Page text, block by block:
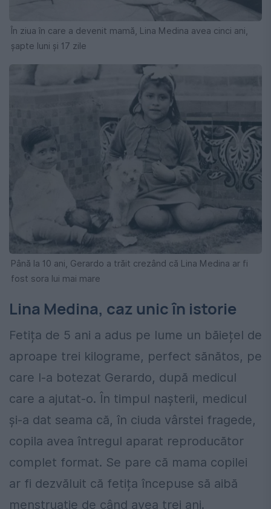
În ziua în care a devenit mamă, Lina Medina avea cinci ani,
șapte luni și 17 zile
Până la 10 ani, Gerardo a trăit crezând că Lina Medina ar fi
fost sora lui mai mare
Lina Medina, caz unic în istorie
Fetița de 5 ani a adus pe lume un băiețel de
aproape trei kilograme, perfect sănătos, pe
care l-a botezat Gerardo, după medicul
care a ajutat-o. În timpul nașterii, medicul
și-a dat seama că, în ciuda vârstei fragede,
copila avea întregul aparat reproducător
complet format. Se pare că mama copilei
ar fi dezvăluit că fetița începuse să aibă
menstruație de când avea trei ani.